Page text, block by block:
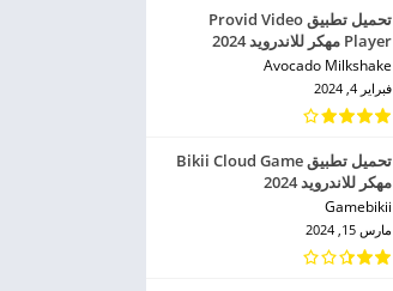
تحميل تطبيق Provid Video
Player مهكر للاندرويد 2024
Avocado Milkshake‏
فبراير 4, 2024
تحميل تطبيق Bikii Cloud Game
مهكر للاندرويد 2024
Gamebikii‏
مارس 15, 2024